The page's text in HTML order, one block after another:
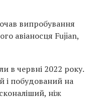
випробування
авіаносця Fujian,
в червні 2022 року.
і побудований на
ніж